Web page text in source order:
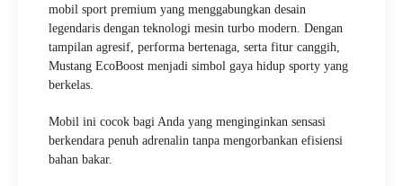
mobil sport premium yang menggabungkan desain
legendaris dengan teknologi mesin turbo modern. Dengan
tampilan agresif, performa bertenaga, serta fitur canggih,
Mustang EcoBoost menjadi simbol gaya hidup sporty yang
berkelas.
Mobil ini cocok bagi Anda yang menginginkan sensasi
berkendara penuh adrenalin tanpa mengorbankan efisiensi
bahan bakar.